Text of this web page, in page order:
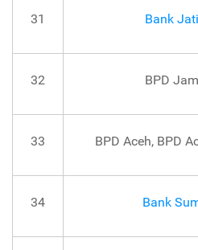
31 Bank
32 BPD
33 BPD Aceh, BPD
34 Bank